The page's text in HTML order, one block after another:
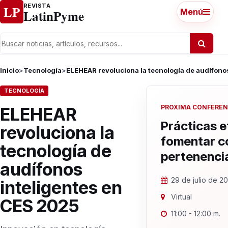
Ir al contenido
LP REVISTA
LatinPyme Menú
Inicio>Tecnología>ELEHEAR revoluciona la tecnología de
TECNOLOGÍA
ELEHEAR
revoluciona la
tecnología de
audífonos
inteligentes en
CES 2025
PROXIMA
Prácticas
fomentar
29 de julio de
Virtual
11:00 - 12:00 m.